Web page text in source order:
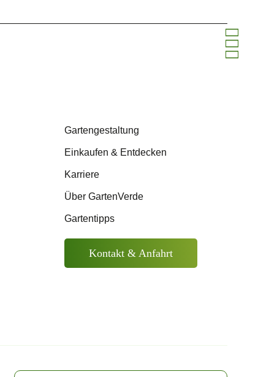



Gartengestaltung
Einkaufen & Entdecken
Karriere
Über GartenVerde
Gartentipps
Kontakt & Anfahrt